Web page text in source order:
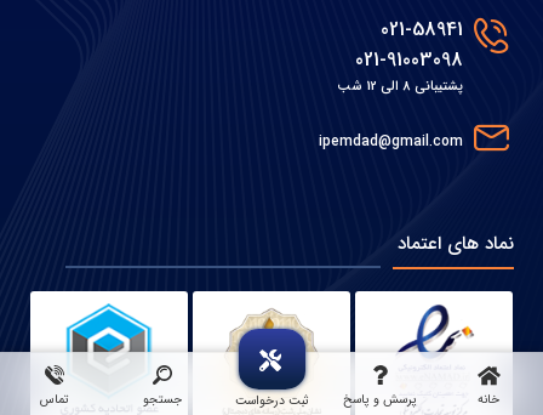
خانه پرسش و پاسخ ثبت درخواست جستجو تماس
021-58941
021-91003098
پشتیبانی 8 الی 12 شب
ipemdad@gmail.com
نماد های اعتماد